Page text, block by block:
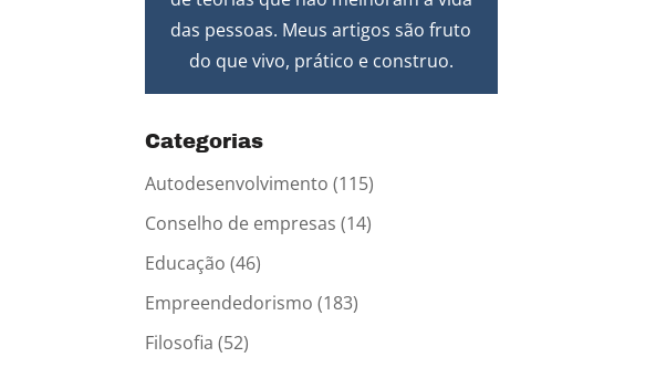
das pessoas. Meus artigos são fruto
do que vivo, prático e construo.
Categorias
Autodesenvolvimento (115)
Conselho de empresas (14)
Educação (46)
Empreendedorismo (183)
Filosofia (52)